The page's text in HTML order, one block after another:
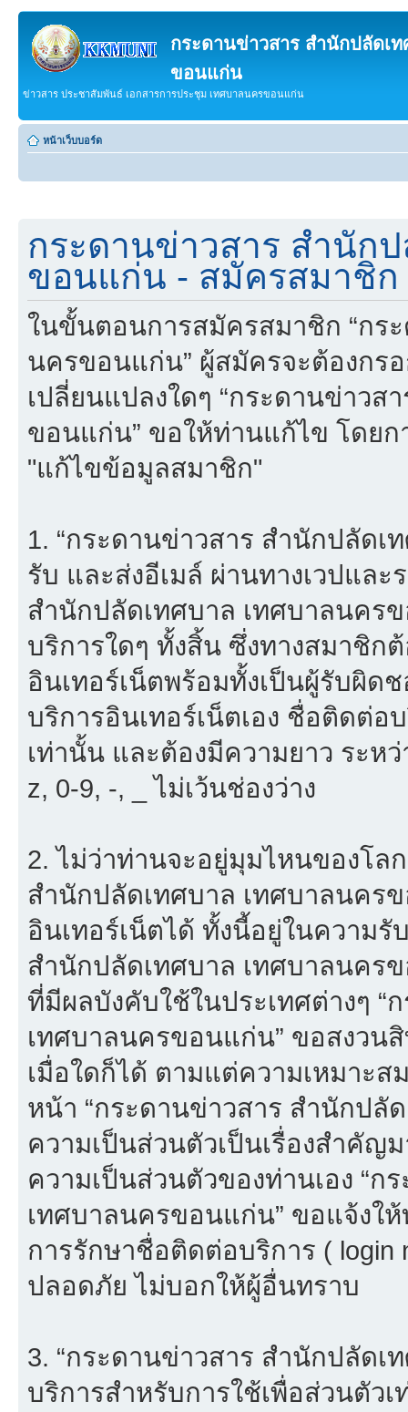
กระดานข่าวสาร สำนักปลัดเ
ขอนแก่น
ข่าวสาร ประชาสัมพันธ์ เอกสารการประชุม เทศบาลนครขอนแก่น
หน้าเว็บบอร์ด
กระดานข่าวสาร สำนัก
ขอนแก่น - สมัครสมาชิก
ในขั้นตอนการสมัครสมาชิก “กร
นครขอนแก่น” ผู้สมัครจะต้องกร
เปลี่ยนแปลงใดๆ “กระดานข่าว
ขอนแก่น” ขอให้ท่านแก้ไข โดย
"แก้ไขข้อมูลสมาชิก"
1. “กระดานข่าวสาร สำนักปลัด
รับ และส่งอีเมล์ ผ่านทางเวปแล
สำนักปลัดเทศบาล เทศบาลนคร
บริการใดๆ ทั้งสิ้น ซึ่งทางสมาชิก
อินเทอร์เน็ตพร้อมทั้งเป็นผู้รับผิด
บริการอินเทอร์เน็ตเอง ชื่อติดต่อ
เท่านั้น และต้องมีความยาว ระห
z, 0-9, -, _ ไม่เว้นช่องว่าง
2. ไม่ว่าท่านจะอยู่มุมไหนของโล
สำนักปลัดเทศบาล เทศบาลนคร
อินเทอร์เน็ตได้ ทั้งนี้อยู่ในความ
สำนักปลัดเทศบาล เทศบาลนคร
ที่มีผลบังคับใช้ในประเทศต่างๆ
เทศบาลนครขอนแก่น” ขอสงวน
เมื่อใดก็ได้ ตามแต่ความเหมาะ
หน้า “กระดานข่าวสาร สำนักปลั
ความเป็นส่วนตัวเป็นเรื่องสำคัญ
ความเป็นส่วนตัวของท่านเอง “
เทศบาลนครขอนแก่น” ขอแจ้งใ
การรักษาชื่อติดต่อบริการ ( login
ปลอดภัย ไม่บอกให้ผู้อื่นทราบ
3. “กระดานข่าวสาร สำนักปลัด
บริการสำหรับการใช้เพื่อส่วนตัว